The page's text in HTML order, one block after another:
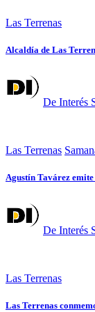
Las Terrenas
Alcaldía de Las
De Interés
Las Terrenas
Agustín Tavárez
De Interés
Las Terrenas
Las Terrenas